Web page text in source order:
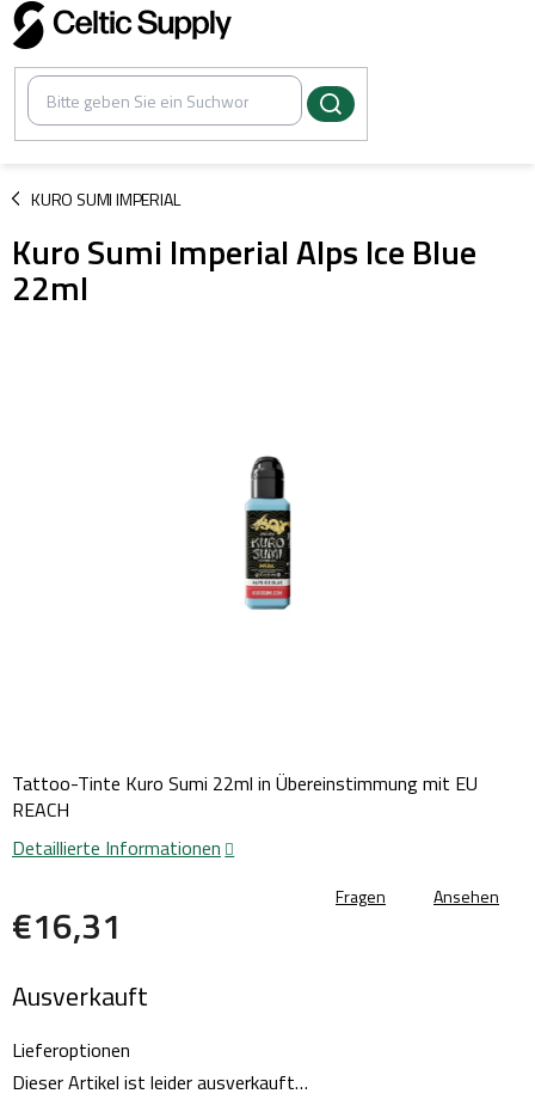
Zum
Inhalt
springen
KURO SUMI IMPERIAL
/
Kuro Sumi Imperial Alps Ice Blue
22ml
€16,31
Ausverkauft
Lieferoptionen
Dieser Artikel ist leider ausverkauft…
Tattoo-Tinte Kuro Sumi 22ml in Übereinstimmung mit EU
REACH
Detaillierte Informationen
Fragen Ansehen